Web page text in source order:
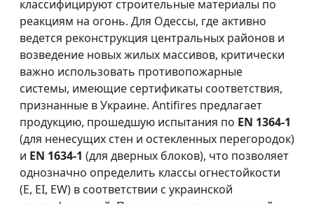
классифицируют строительные материалы по
реакциям на огонь. Для Одессы, где активно
ведется реконструкция центральных районов и
возведение новых жилых массивов, критически
важно использовать противопожарные
системы, имеющие сертификаты соответствия,
признанные в Украине. Antifires предлагает
продукцию, прошедшую испытания по EN 1364-1
(для ненесущих стен и остекленных перегородок)
и EN 1634-1 (для дверных блоков), что позволяет
однозначно определить классы огнестойкости
(E, EI, EW) в соответствии с украинской